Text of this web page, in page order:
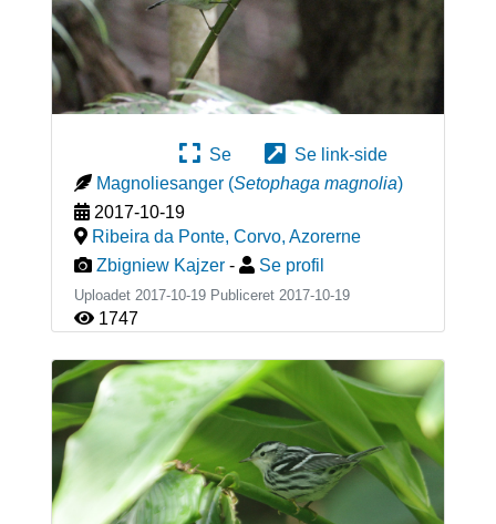
Se
Se link-side
Magnoliesanger (Setophaga magnolia)
2017-10-19
Ribeira da Ponte, Corvo, Azorerne
Zbigniew Kajzer - Se profil
Uploadet 2017-10-19 Publiceret 2017-10-19
1747